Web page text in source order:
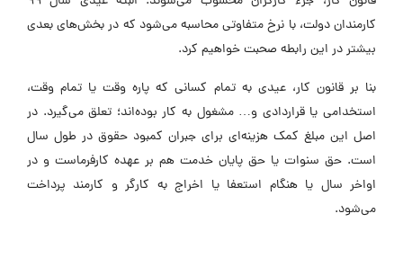
کارمندان دولت، با نرخ متفاوتی محاسبه می‌شود که در بخش‌های بعدی
بیشتر در این رابطه صحبت خواهیم کرد.
بنا بر قانون کار، عیدی به تمام کسانی که پاره وقت یا تمام وقت،
استخدامی یا قراردادی و… مشغول به کار بوده‌اند؛ تعلق می‌گیرد. در
اصل این مبلغ کمک هزینه‌ای برای جبران کمبود حقوق در طول سال
است. حق سنوات یا حق پایان خدمت هم بر عهده کارفرماست و در
اواخر سال یا هنگام استعفا یا اخراج به کارگر و کارمند پرداخت
می‌شود.